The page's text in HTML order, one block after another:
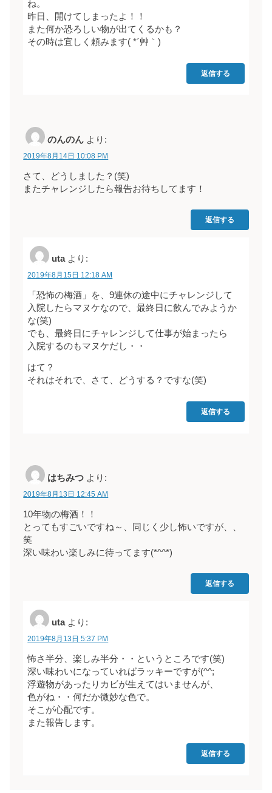
ね。
昨日、開けてしまったよ！！
また何か恐ろしい物が出てくるかも？
その時は宜しく頼みます( *´艸｀)
返信する
のんのん より:
2019年8月14日 10:08 PM
さて、どうしました？(笑)
またチャレンジしたら報告お待ちしてます！
返信する
uta より:
2019年8月15日 12:18 AM
「恐怖の梅酒」を、9連休の途中にチャレンジして
入院したらマヌケなので、最終日に飲んでみようか
な(笑)
でも、最終日にチャレンジして仕事が始まったら
入院するのもマヌケだし・・
はて？
それはそれで、さて、どうする？ですな(笑)
返信する
はちみつ より:
2019年8月13日 12:45 AM
10年物の梅酒！！
とってもすごいですね～、同じく少し怖いですが、、
笑
深い味わい楽しみに待ってます(*^^*)
返信する
uta より:
2019年8月13日 5:37 PM
怖さ半分、楽しみ半分・・というところです(笑)
深い味わいになっていればラッキーですが(^^;
浮遊物があったりカビが生えてはいませんが、
色がね・・何だか微妙な色で。
そこが心配です。
また報告します。
返信する